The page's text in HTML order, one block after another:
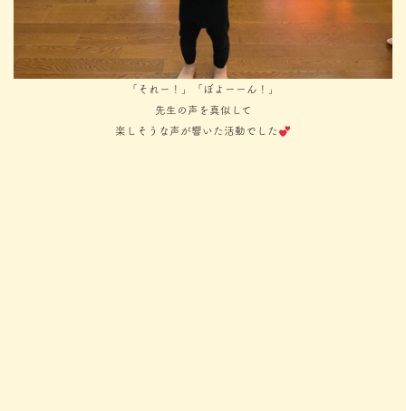
「それー！」「ぼよーーん！」
先生の声を真似して
楽しそうな声が響いた活動でした